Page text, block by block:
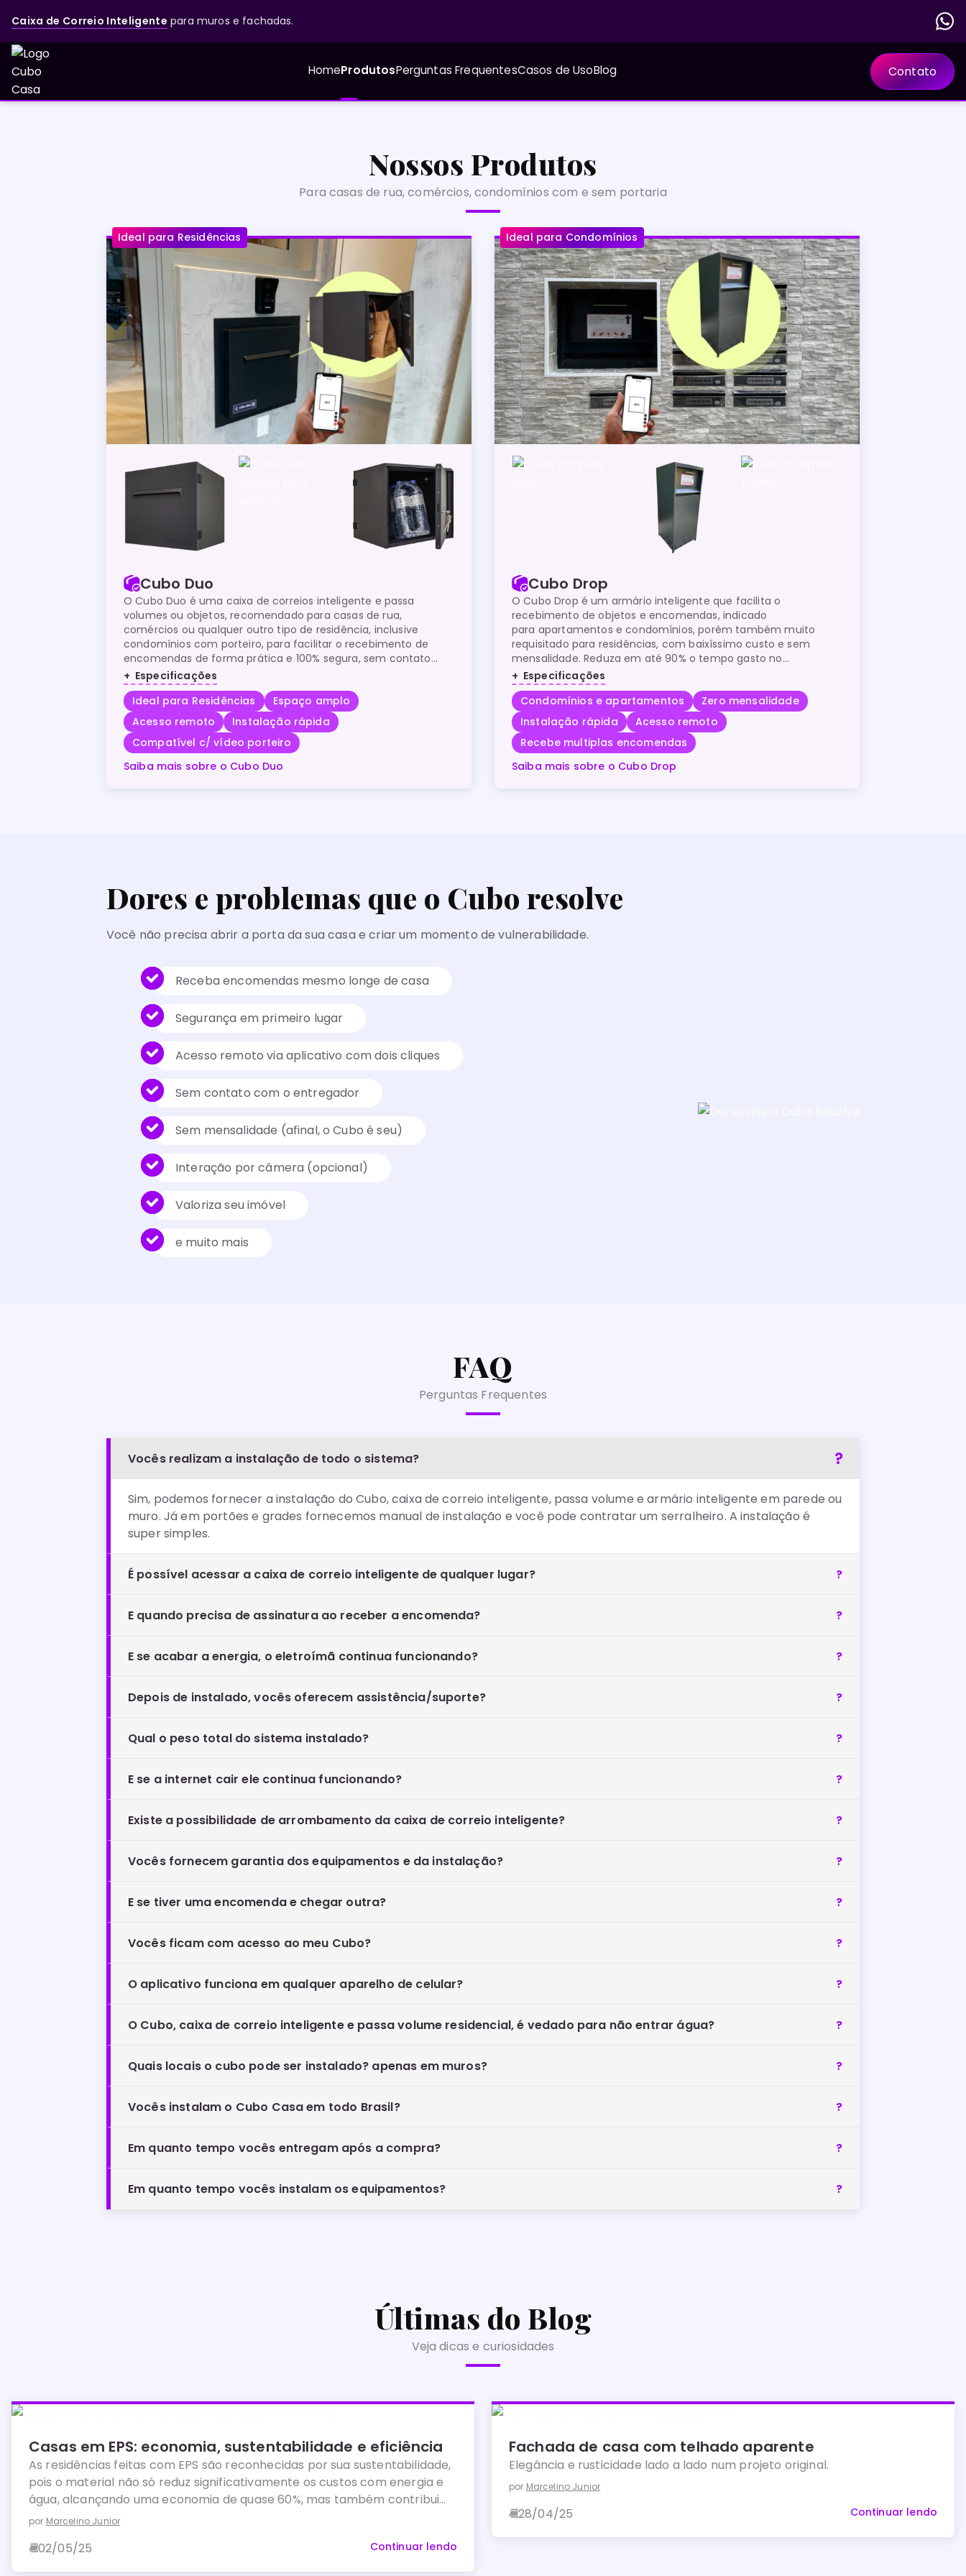
Caixa de Correio Inteligente para muros e fachadas.
HomeProdutosPerguntas FrequentesCasos de UsoBlog Contato
Nossos Produtos
Para casas de rua, comércios, condomínios com e sem portaria
Cubo Duo
O Cubo Duo é uma caixa de correios inteligente e passa
volumes ou objetos, recomendado para casas de rua,
comércios ou qualquer outro tipo de residência, inclusive
condomínios com porteiro, para facilitar o recebimento de
encomendas de forma prática e 100% segura, sem contato
com o entregador. A solução é similar aos sistemas de lockers
e armários inteligentes com acesso via aplicativo para receber
encomendas de forma remota.
Especificações
Ideal para Residências
Espaço amplo
Acesso remoto
Instalação rápida
Compatível c/ vídeo porteiro
Saiba mais sobre o Cubo Duo
Ideal para Residências
Cubo Drop
O Cubo Drop é um armário inteligente que facilita o
recebimento de objetos e encomendas, indicado
para apartamentos e condomínios, porém também muito
requisitado para residências, com baixíssimo custo e sem
mensalidade. Reduza em até 90% o tempo gasto no
recebimento de encomendas, de forma prática e segura.
Especificações
Condomínios e apartamentos
Zero mensalidade
Instalação rápida
Acesso remoto
Recebe multiplas encomendas
Saiba mais sobre o Cubo Drop
Ideal para Condomínios
Dores e problemas que o Cubo resolve
Você não precisa abrir a porta da sua casa e criar um momento de vulnerabilidade.
Receba encomendas mesmo longe de casa
Segurança em primeiro lugar
Acesso remoto via aplicativo com dois cliques
Sem contato com o entregador
Sem mensalidade (afinal, o Cubo é seu)
Interação por câmera (opcional)
Valoriza seu imóvel
e muito mais
FAQ
Perguntas Frequentes
Vocês realizam a instalação de todo o sistema?
Sim, podemos fornecer a instalação do Cubo, caixa de correio inteligente, passa volume e armário inteligente em parede ou
muro. Já em portões e grades fornecemos manual de instalação e você pode contratar um serralheiro. A instalação é
super simples.
É possível acessar a caixa de correio inteligente de qualquer lugar?
E quando precisa de assinatura ao receber a encomenda?
E se acabar a energia, o eletroímã continua funcionando?
Depois de instalado, vocês oferecem assistência/suporte?
Qual o peso total do sistema instalado?
E se a internet cair ele continua funcionando?
Existe a possibilidade de arrombamento da caixa de correio inteligente?
Vocês fornecem garantia dos equipamentos e da instalação?
E se tiver uma encomenda e chegar outra?
Vocês ficam com acesso ao meu Cubo?
O aplicativo funciona em qualquer aparelho de celular?
O Cubo, caixa de correio inteligente e passa volume residencial, é vedado para não entrar água?
Quais locais o cubo pode ser instalado? apenas em muros?
Vocês instalam o Cubo Casa em todo Brasil?
Em quanto tempo vocês entregam após a compra?
Em quanto tempo vocês instalam os equipamentos?
Últimas do Blog
Veja dicas e curiosidades
Casas em EPS: economia, sustentabilidade e eficiência
As residências feitas com EPS são reconhecidas por sua sustentabilidade,
pois o material não só reduz significativamente os custos com energia e
água, alcançando uma economia de quase 60%, mas também contribui
para a redução das emissões de CO2 na atmosfera.
por Marcelino Junior
02/05/25 Continuar lendo
Fachada de casa com telhado aparente
Elegância e rusticidade lado a lado num projeto original.
por Marcelino Junior
28/04/25 Continuar lendo